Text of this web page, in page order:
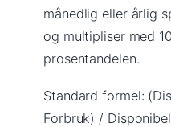
månedlig eller årlig
og multipliser med
prosentandelen.
Standard formel:
Forbruk) /